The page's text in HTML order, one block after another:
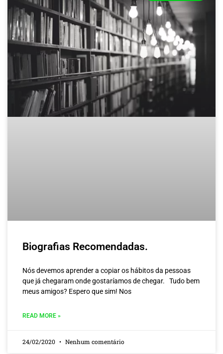
Biografias Recomendadas.
Nós devemos aprender a copiar os hábitos da pessoas
que já chegaram onde gostaríamos de chegar. Tudo bem
meus amigos? Espero que sim! Nos
READ MORE »
24/02/2020 Nenhum comentário